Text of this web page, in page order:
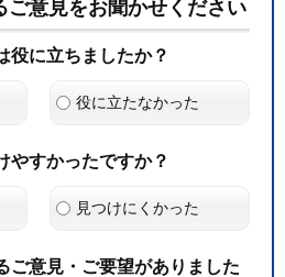
ご意見をお聞かせください
役に立ちましたか？
役に立たなかった
やすかったですか？
見つけにくかった
ご意見・ご要望がありました